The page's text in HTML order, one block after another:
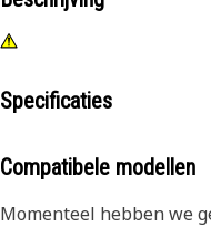
Specificaties
Compatibele modellen
Momenteel hebben we